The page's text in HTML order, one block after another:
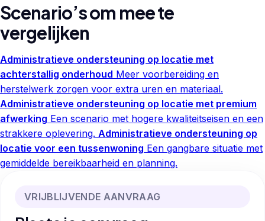
Scenario’s om mee te
vergelijken
Administratieve ondersteuning op locatie met
achterstallig onderhoud Meer voorbereiding en
herstelwerk zorgen voor extra uren en materiaal.
Administratieve ondersteuning op locatie met premium
afwerking Een scenario met hogere kwaliteitseisen en een
strakkere oplevering. Administratieve ondersteuning op
locatie voor een tussenwoning Een gangbare situatie met
gemiddelde bereikbaarheid en planning.
VRIJBLIJVENDE AANVRAAG